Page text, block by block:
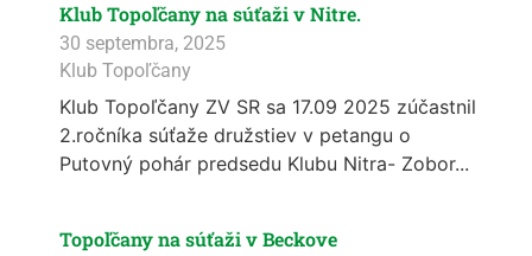
Klub Topoľčany na súťaži v Nitre.
30 septembra, 2025
Klub Topoľčany
Klub Topoľčany ZV SR sa 17.09 2025 zúčastnil
2.ročníka súťaže družstiev v petangu o
Putovný pohár predsedu Klubu Nitra- Zobor...
Topoľčany na súťaži v Beckove